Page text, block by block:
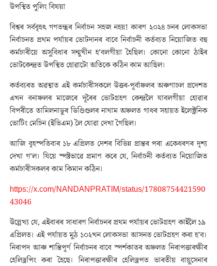
উপস্থিত পুলিং বিষয়া
বিশ্বৰ সৰ্ববৃহৎ গণতন্ত্ৰৰ নিৰ্বাচন সহজ নহয়! কাৰণ ২০২৪ চনৰ লোকসভা
নিৰ্বাচনত প্ৰথম পৰ্যায়ৰ ভোটদানৰ বাবে নিৰ্বাচনী কৰ্তব্যত নিয়োজিত বহু
কৰ্মচাৰীয়ে অসুবিধাৰ সন্মুখীন হ’বলগীয়া হৈছিল। কোনো কোনো ঠাইৰ
ভোটকেন্দ্ৰত উপস্থিত হোৱাটো অতিকে কঠিন কাম আছিল।
কৰ্তব্যৰত অৱস্থাত এই কৰ্মচাৰীসকলে উত্তৰ-পূৰ্বাঞ্চলৰ অৰুণাচল প্ৰদেশত
এখন বনাঞ্চলৰ মাজেৰে দূৰৈৰ ভোটগ্ৰহণ কেন্দ্ৰলৈ যাবলগীয়া হোৱাৰ
বিপৰীতে তামিলনাডুৰ ডিণ্ডিগুলৰ নাথাম অঞ্চলত গাধৰ সহায়ত ইলেক্ট্ৰনিক
ভোটিং মেচিন (ইভিএম) লৈ যোৱা দেখা গৈছিল।
আজি বৃহস্পতিবাৰ ১৮ এপ্ৰিলত দেশৰ বিভিন্ন প্ৰান্তৰ পৰা একেধৰণৰ দৃশ্য
দেখা গ’ল। যিয়ে স্পষ্টভাৱে প্ৰমাণ কৰে যে, নিৰ্বাচনী কৰ্তব্যত নিয়োজিত
কৰ্মচাৰীসকলৰ কাম কিমান কঠিন।
https://x.com/NANDANPRATIM/status/17808754421590
43046
উল্লেখ্য যে, এইবাৰৰ সাধাৰণ নিৰ্বাচনৰ প্ৰথম পৰ্যায়ৰ ভোটগ্ৰহণ কাইলৈ ১৯ ​
এপ্ৰিলত। এই পৰ্যায়ত মুঠ ১০২খন লোকসভা আসনত ভোটগ্ৰহণ কৰা হ’ব।
নিৰাপদ আৰু শান্তিপূৰ্ণ নিৰ্বাচনৰ বাবে স্পৰ্শকাতৰ অঞ্চলত নিৰাপত্তাৰক্ষীৰ
হেলিড্ৰপিং কৰা হৈছে। নিৰাপত্তাৰক্ষীৰ হেলিড্ৰপত ভাৰতীয় বায়ুসেনাৰ